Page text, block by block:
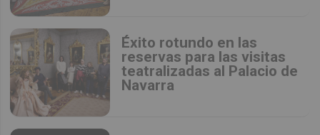
Éxito rotundo en las
reservas para las visitas
teatralizadas al Palacio de
Navarra